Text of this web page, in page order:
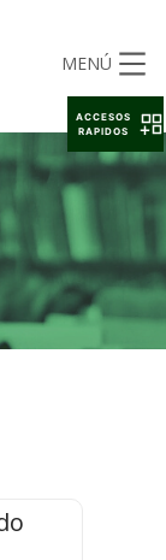
MENÚ
ACCESOS
RAPIDOS